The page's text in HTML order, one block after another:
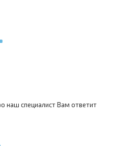
наш специалист Вам ответит